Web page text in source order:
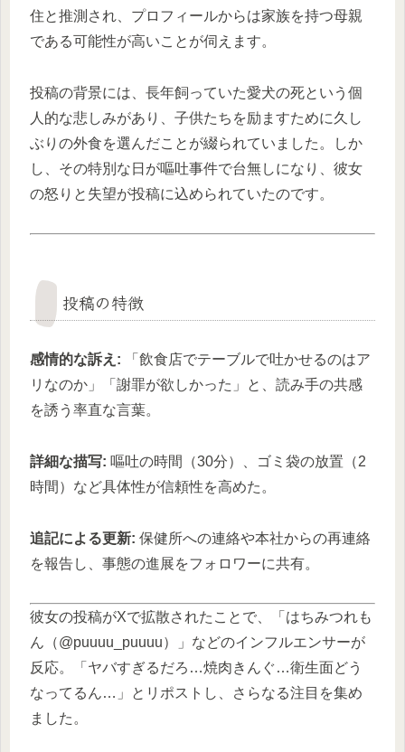
住と推測され、プロフィールからは家族を持つ母親
である可能性が高いことが伺えます。
投稿の背景には、長年飼っていた愛犬の死という個
人的な悲しみがあり、子供たちを励ますために久し
ぶりの外食を選んだことが綴られていました。しか
し、その特別な日が嘔吐事件で台無しになり、彼女
の怒りと失望が投稿に込められていたのです。
投稿の特徴
感情的な訴え: 「飲食店でテーブルで吐かせるのはア
リなのか」「謝罪が欲しかった」と、読み手の共感
を誘う率直な言葉。
詳細な描写: 嘔吐の時間（30分）、ゴミ袋の放置（2
時間）など具体性が信頼性を高めた。
追記による更新: 保健所への連絡や本社からの再連絡
を報告し、事態の進展をフォロワーに共有。
彼女の投稿がXで拡散されたことで、「はちみつれも
ん（@puuuu_puuuu）」などのインフルエンサーが
反応。「ヤバすぎるだろ…焼肉きんぐ…衛生面どう
なってるん…」とリポストし、さらなる注目を集め
ました。